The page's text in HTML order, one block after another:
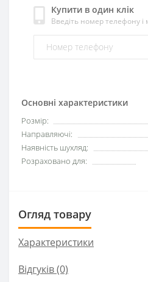
Основні характеристики
Розмір:
Направляючі:
Наявність шухляд:
Розраховано для:
Купити в один клік
Введіть номер телефону
Огляд товару
Характеристики
Відгуків (0)